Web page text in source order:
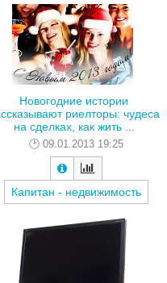
Новогодние истории
риелторы: чудеса
на сделках, как жить ...
09.01.2013 19:25
Капитан - недвижимость